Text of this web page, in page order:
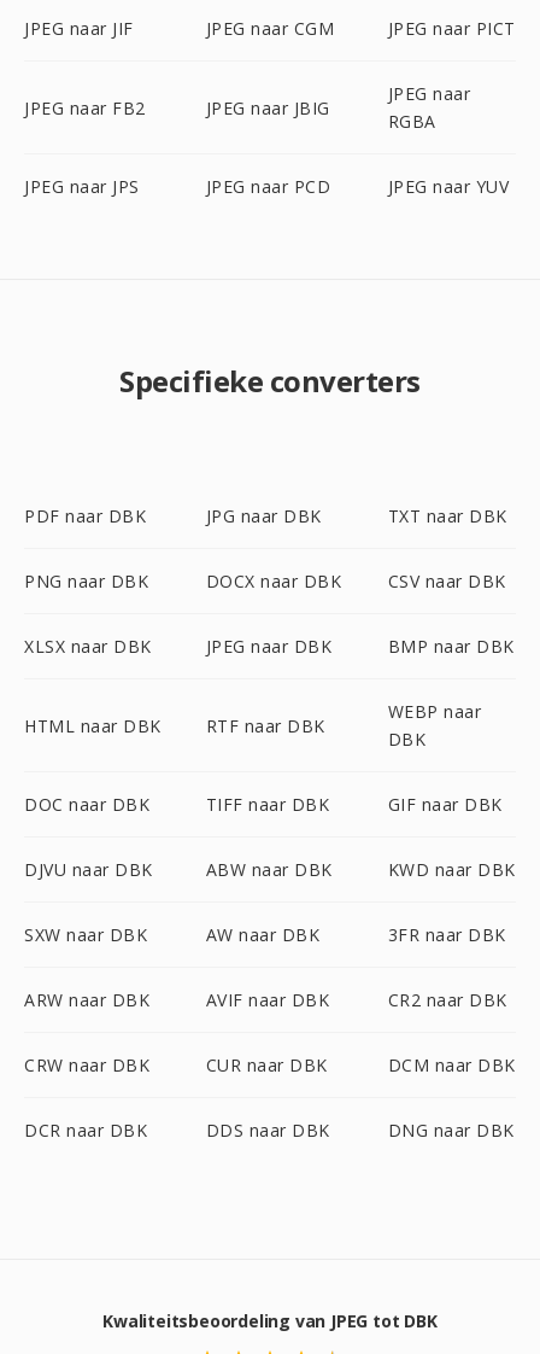
JPEG naar JIF JPEG naar CGM JPEG naar PICT
JPEG naar FB2 JPEG naar JBIG
JPEG naar
RGBA
JPEG naar JPS JPEG naar PCD JPEG naar YUV
Specifieke converters
PDF naar DBK JPG naar DBK TXT naar DBK
PNG naar DBK DOCX naar DBK CSV naar DBK
XLSX naar DBK JPEG naar DBK BMP naar DBK
HTML naar DBK RTF naar DBK
WEBP naar
DBK
DOC naar DBK TIFF naar DBK GIF naar DBK
DJVU naar DBK ABW naar DBK KWD naar DBK
SXW naar DBK AW naar DBK 3FR naar DBK
ARW naar DBK AVIF naar DBK CR2 naar DBK
CRW naar DBK CUR naar DBK DCM naar DBK
DCR naar DBK DDS naar DBK DNG naar DBK
Kwaliteitsbeoordeling van JPEG tot DBK